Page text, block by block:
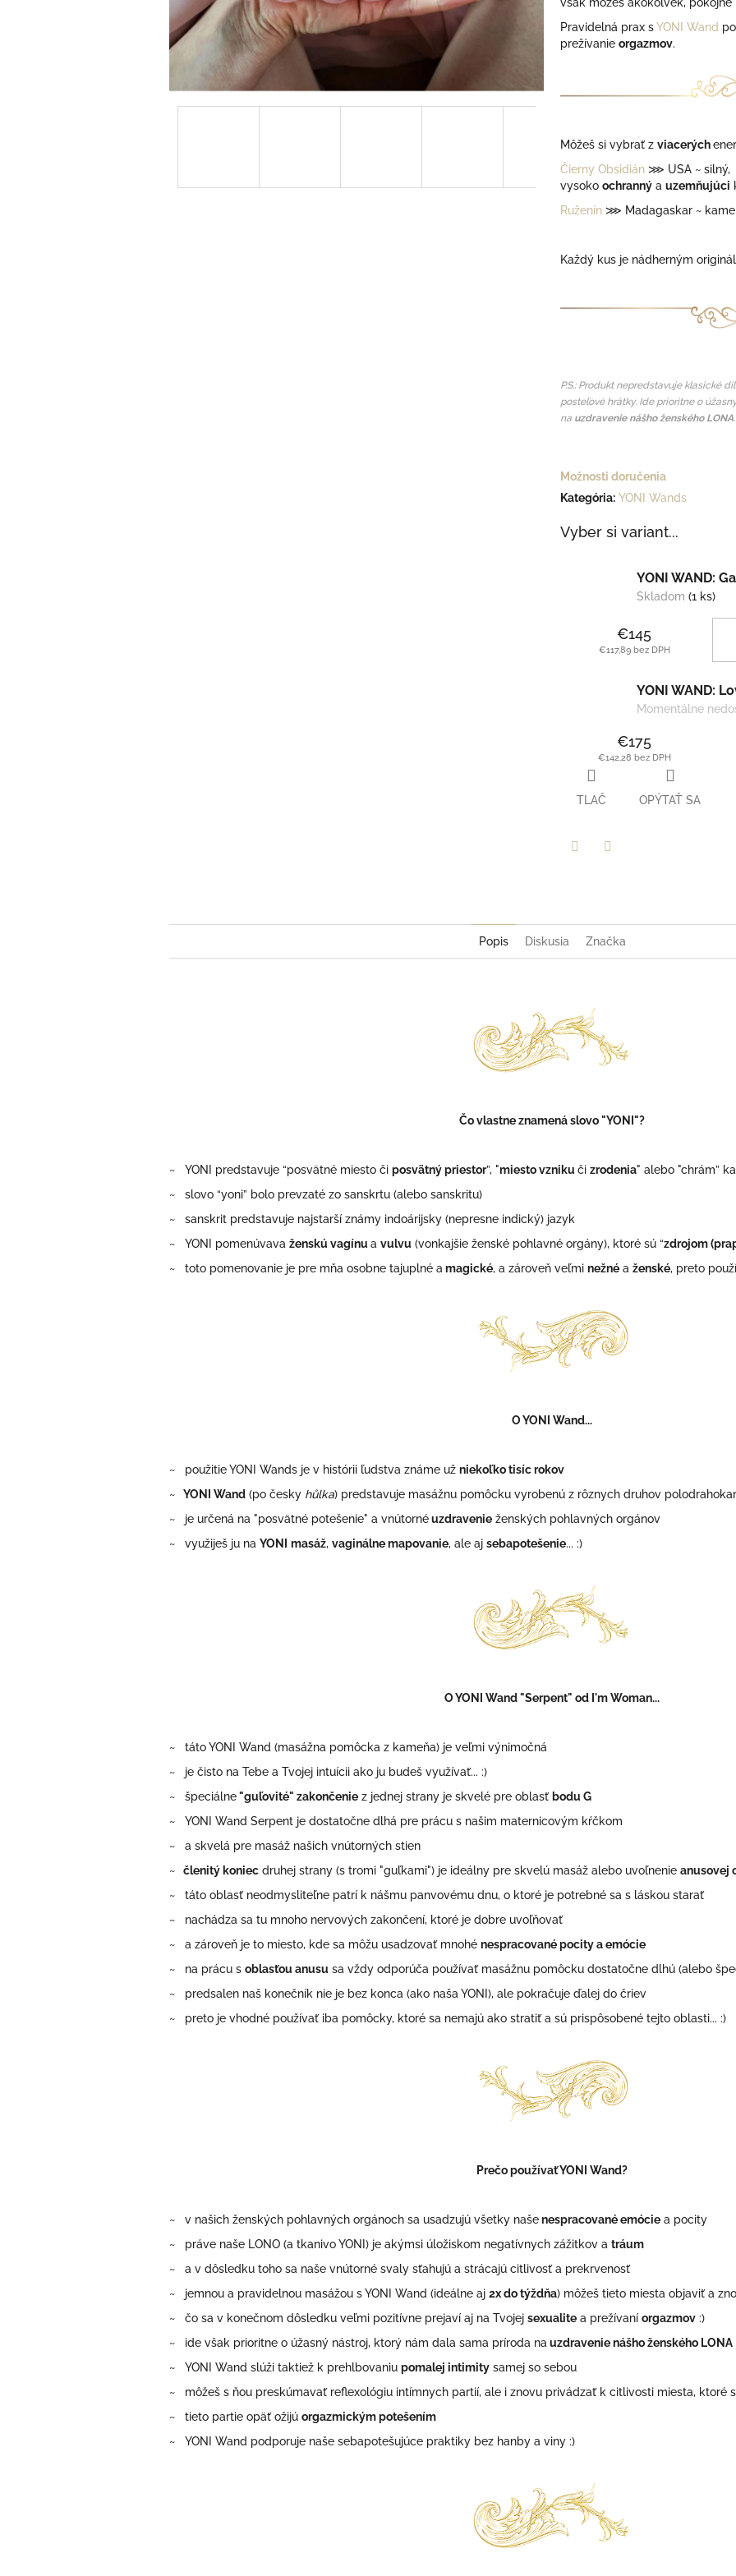
však môžeš akokoľvek, pokojne
Pravidelná prax sYONI Wand
prežívanie orgazmov.
Môžeš si vybrať z viacerých
Čierny Obsidián ⋙ USA ~ silný,
vysoko ochranný a uzemňujúci
Ruženín ⋙ Madagaskar ~
Každý kus je nádherným
P.S.: Produkt nepredstavuje klasické
posteľové hrátky. Ide prioritne o
na uzdravenie nášho ženského LONA.
Možnosti doručenia
Kategória: YONI Wands
Vyber si variant...
YONI WAND:
Skladom (1 ks)
€145
€117,89 bez DPH
YONI WAND:
Momentálne
€175
€142,28 bez DPH
TLAČ OPÝTAŤ SA
Popis Diskusia Značka
Čo vlastne znamená slovo "YONI"?
~ YONI predstavuje “posvätné miesto či posvätný priestor”, "miesto vzniku či zrodenia" alebo "chrám”
~ slovo “yoni” bolo prevzaté zo sanskrtu (alebo sanskritu)
~ sanskrit predstavuje najstarší známy indoárijsky (nepresne indický) jazyk
~ YONI pomenúvava ženskú vagínu a vulvu (vonkajšie ženské pohlavné orgány), ktoré sú “zdrojom
~ toto pomenovanie je pre mňa osobne tajuplné amagické, a zároveň veľmi nežné a ženské, preto
O YONI Wand...
~ použitie YONI Wands je v histórii ľudstva známe už niekoľko tisíc rokov
~
YONI Wand (po česky hůlka) predstavuje masážnu pomôcku vyrobenú z rôznych druhov
~ je určená na "posvätné potešenie" a vnútornéuzdravenie ženských pohlavných orgánov
~ využiješ ju na YONI masáž, vaginálne mapovanie, ale aj sebapotešenie... :)
O YONI Wand "Serpent" od I'm Woman...
~ táto YONI Wand (masážna pomôcka z kameňa) je veľmi výnimočná
~ je čisto na Tebe a Tvojej intuícii ako ju budeš využívať... :)
~ špeciálne"guľovité" zakončenie z jednej strany je skvelé pre oblasť bodu G
~ YONI Wand Serpent je dostatočne dlhá pre prácu s našim maternicovým kŕčkom
~ a skvelá pre masáž našich vnútorných stien
~
členitý koniec druhej strany (s tromi "guľkami") je ideálny pre skvelú masáž alebo uvoľnenie anusovej
~ táto oblasť neodmysliteľne patrí k nášmu panvovému dnu, o ktoré je potrebné sa s láskou starať
~ nachádza sa tu mnoho nervových zakončení, ktoré je dobre uvoľňovať
~ a zároveň je to miesto, kde sa môžu usadzovať mnohé nespracované pocity a emócie
~ na prácu s oblasťou anusu sa vždy odporúča používať masážnu pomôcku dostatočne dlhú (alebo
~ predsalen naš konečník nie je bez konca (ako naša YONI), ale pokračuje ďalej do čriev
~ preto je vhodné používať iba pomôcky, ktoré sa nemajú ako stratiť a sú prispôsobené tejto oblasti... :)
Prečo používať YONI Wand?
~ v našich ženských pohlavných orgánoch sa usadzujú všetky našenespracované emócie a pocity
~ práve naše LONO (a tkanivo YONI) je akýmsi úložiskom negatívnych zážitkov a tráum
~ a v dôsledku toho sa naše vnútorné svaly sťahujú a strácajú citlivosť a prekrvenosť
~ jemnou a pravidelnou masážou s YONI Wand (ideálne aj 2x do týždňa) môžeš tieto miesta objaviť a
~ čo sa v konečnom dôsledku veľmi pozitívne prejaví aj na Tvojej sexualite a prežívaní orgazmov :)
~ ide však prioritne o úžasný nástroj, ktorý nám dala sama príroda nauzdravenie nášho ženského LONA
~ YONI Wand slúži taktiež k prehlbovaniu pomalej intimity samej so sebou
~ môžeš s ňou preskúmavať reflexológiu intímnych partií, ale i znovu privádzať k citlivosti miesta, ktoré
~ tieto partie opäť ožijú orgazmickým potešením
~ YONI Wand podporuje naše sebapotešujúce praktiky bez hanby a viny :)